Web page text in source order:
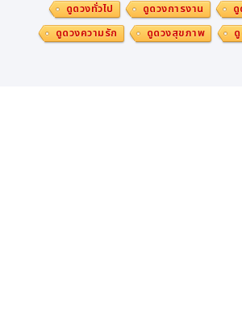
ดูดวงทั่วไป
ดูดวงการงาน
ดู
ดูดวงความรัก
ดูดวงสุขภาพ